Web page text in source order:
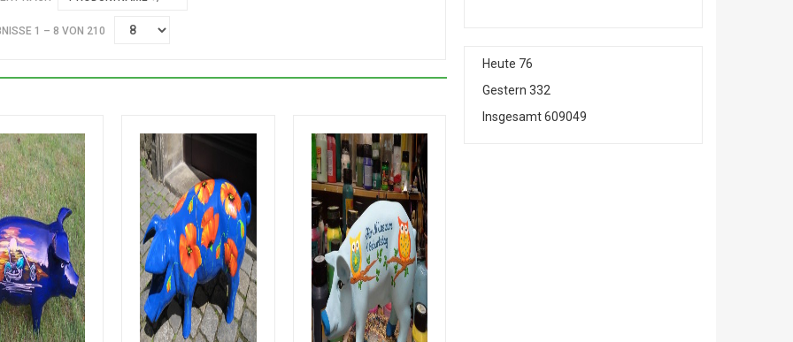
1 – 8 VON 210
Heute 76
Gestern 332
Insgesamt609049